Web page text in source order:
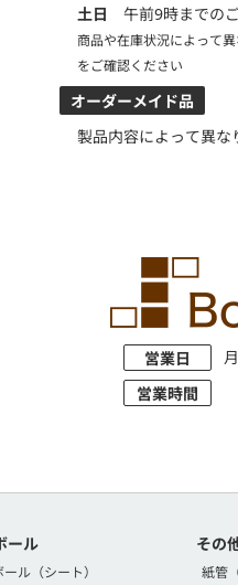
土日 午前9時までの
商品や在庫状況によって
をご確認ください
オーダーメイド品
製品内容によって異な
営業日
営業時間
ール
ル（シート）
その
紙管